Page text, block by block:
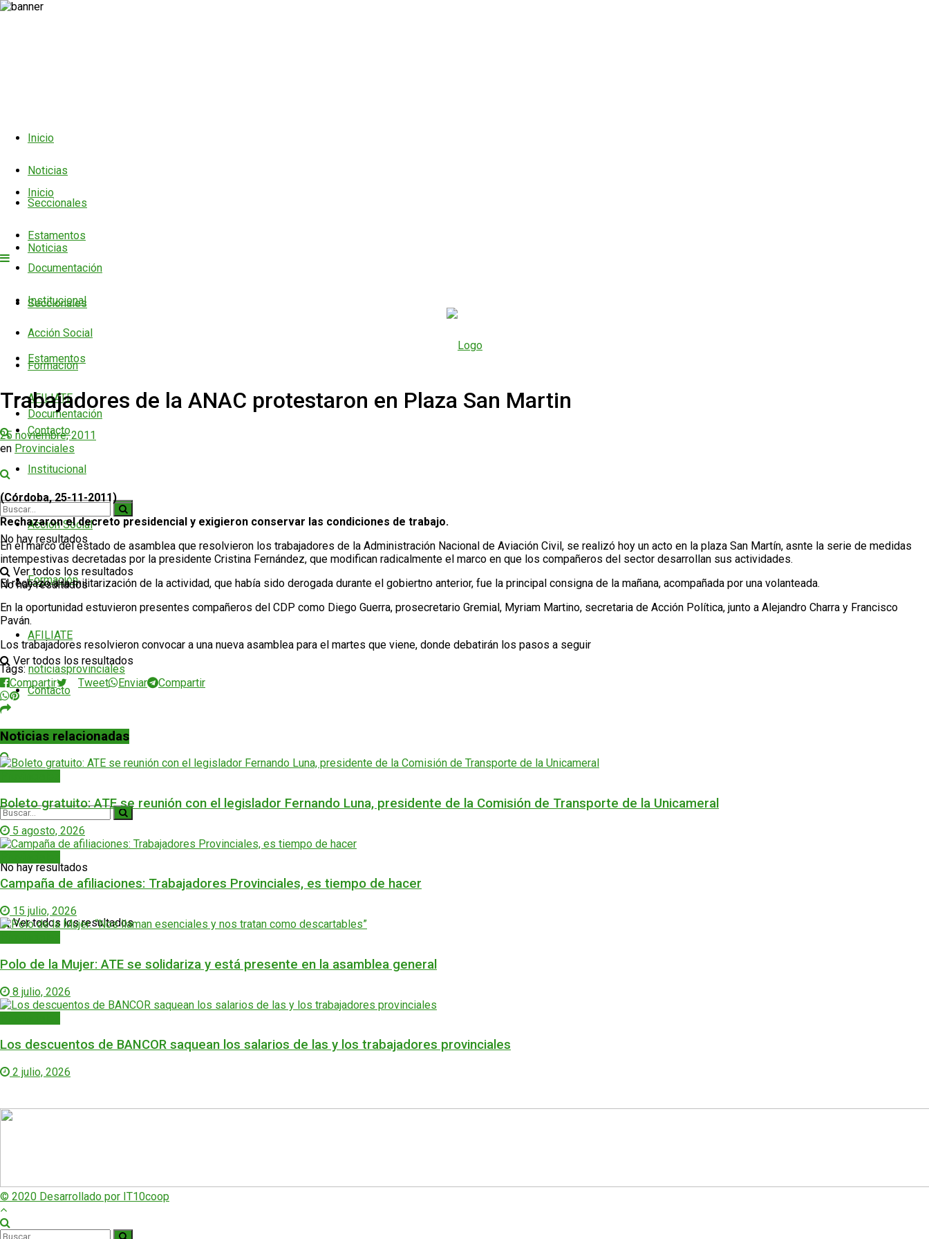
Inicio
Noticias
Seccionales
Estamentos
Documentación
Institucional
Acción Social
Formación
AFILIATE
Contacto
No hay resultados
Ver todos los resultados
Inicio
Noticias
Seccionales
Estamentos
Documentación
Institucional
Acción Social
Formación
AFILIATE
Contacto
No hay resultados
Ver todos los resultados
No hay resultados
Ver todos los resultados
Trabajadores de la ANAC protestaron en Plaza San Martin
25 noviembre, 2011
en Provinciales
(Córdoba, 25-11-2011)
Rechazaron el decreto presidencial y exigieron conservar las condiciones de trabajo.
En el marco del estado de asamblea que resolvieron los trabajadores de la Administración Nacional de Aviación Civil, se realizó hoy un acto en la plaza San Martín, asnte la serie de medidas
intempestivas decretadas por la presidente Cristina Fernández, que modifican radicalmente el marco en que los compañeros del sector desarrollan sus actividades.
El rechazo a la militarización de la actividad, que había sido derogada durante el gobiertno anterior, fue la principal consigna de la mañana, acompañada por una volanteada.
En la oportunidad estuvieron presentes compañeros del CDP como Diego Guerra, prosecretario Gremial, Myriam Martino, secretaria de Acción Política, junto a Alejandro Charra y Francisco
Paván.
Los trabajadores resolvieron convocar a una nueva asamblea para el martes que viene, donde debatirán los pasos a seguir
Tags: noticiasprovinciales
Compartir
Tweet Enviar Compartir
Noticias relacionadas
Boleto gratuito: ATE se reunión con el legislador Fernando Luna, presidente de la Comisión de Transporte de la Unicameral
5 agosto, 2026
Campaña de afiliaciones: Trabajadores Provinciales, es tiempo de hacer
15 julio, 2026
Polo de la Mujer: ATE se solidariza y está presente en la asamblea general
8 julio, 2026
Los descuentos de BANCOR saquean los salarios de las y los trabajadores provinciales
2 julio, 2026
© 2020 Desarrollado por IT10coop